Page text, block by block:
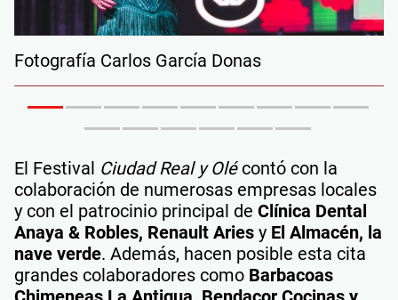
Fotografía Carlos García Donas
El Festival Ciudad Real y Olécontó con la
colaboración de numerosas empresas locales
y con el patrocinio principal de Clínica Dental
Anaya & Robles, Renault Aries y El Almacén, la
nave verde. Además, hacen posible esta cita
grandes colaboradores como Barbacoas